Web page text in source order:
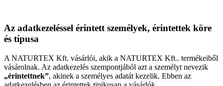
Az adatkezeléssel érintett személyek, érintettek köre
és típusa
A NATURTEX Kft. vásárlói, akik a NATURTEX Kft.. termékeiből
vásárolnak. Az adatkezelés szempontjából azt a személyt nevezik
„érintettnek”, akinek a személyes adatát kezelik. Ebben az